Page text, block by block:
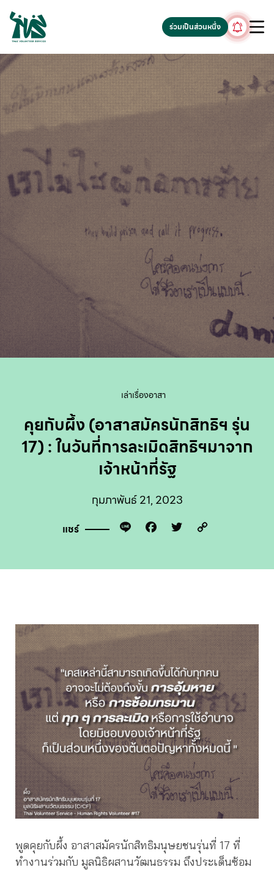
gv-5iuoxpem74qfjw.dv.googlehosted.com
ร่วมเป็นส่วนหนึ่ง
เล่าเรื่องอาสา
คุยกับผึ้ง (อาสาสมัครนักสิทธิฯ รุ่น
17) : ในวันที่การละเมิดสิทธิฯมาจาก
เจ้าหน้าที่รัฐ
กุมภาพันธ์ 21, 2023
แชร์ Line Facebook
Twitter
พูดคุยกับผึ้ง อาสาสมัครนักสิทธิมนุษยชนรุ่นที่ 17 ที่
ทำงานร่วมกับ มูลนิธิผสานวัฒนธรรม ถึงประเด็นซ้อม